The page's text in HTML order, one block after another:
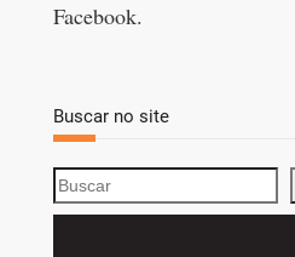
Facebook.
Buscar no site
S
e